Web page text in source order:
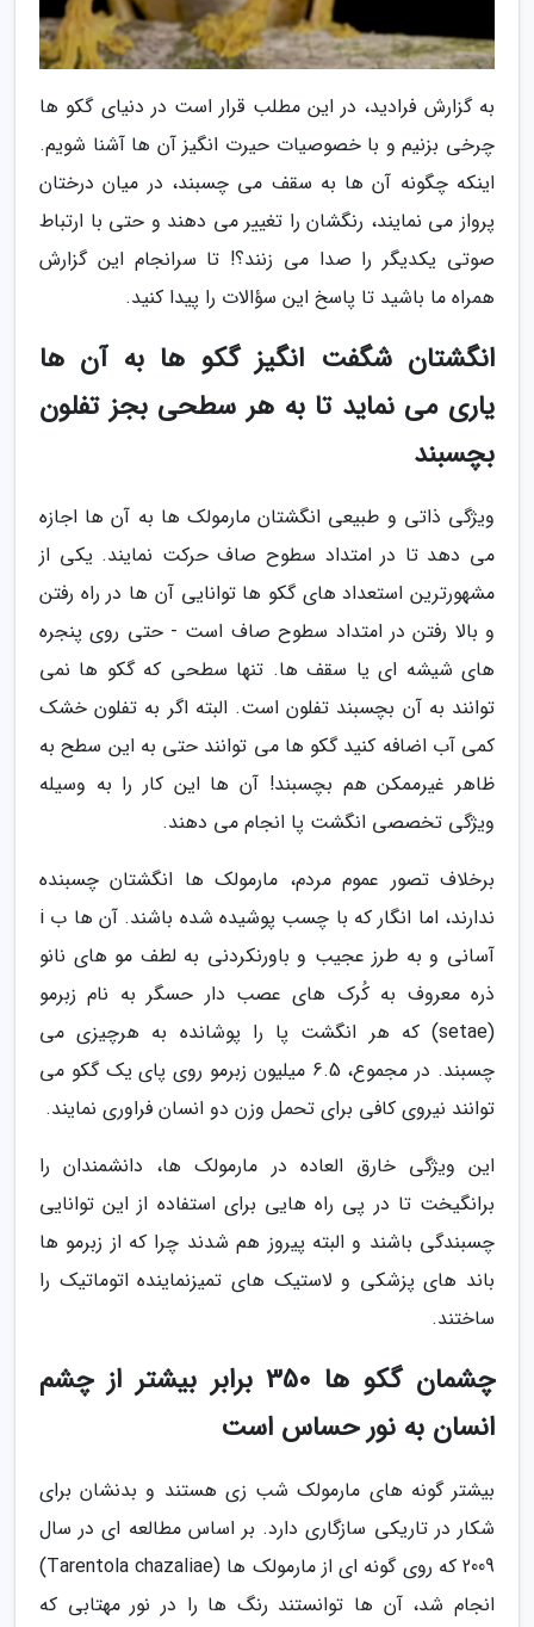
به گزارش فرادید، در این مطلب قرار است در دنیای گکو ها
چرخی بزنیم و با خصوصیات حیرت انگیز آن ها آشنا شویم.
اینکه چگونه آن ها به سقف می چسبند، در میان درختان
پرواز می نمایند، رنگشان را تغییر می دهند و حتی با ارتباط
صوتی یکدیگر را صدا می زنند؟! تا سرانجام این گزارش
همراه ما باشید تا پاسخ این سؤالات را پیدا کنید.
انگشتان شگفت انگیز گکو ها به آن ها
یاری می نماید تا به هر سطحی بجز تفلون
بچسبند
ویژگی ذاتی و طبیعی انگشتان مارمولک ها به آن ها اجازه
می دهد تا در امتداد سطوح صاف حرکت نمایند. یکی از
مشهورترین استعداد های گکو ها توانایی آن ها در راه رفتن
و بالا رفتن در امتداد سطوح صاف است - حتی روی پنجره
های شیشه ای یا سقف ها. تنها سطحی که گکو ها نمی
توانند به آن بچسبند تفلون است. البته اگر به تفلون خشک
کمی آب اضافه کنید گکو ها می توانند حتی به این سطح به
ظاهر غیرممکن هم بچسبند! آن ها این کار را به وسیله
ویژگی تخصصی انگشت پا انجام می دهند.
برخلاف تصور عموم مردم، مارمولک ها انگشتان چسبنده
ندارند، اما انگار که با چسب پوشیده شده باشند. آن ها ب i
آسانی و به طرز عجیب و باورنکردنی به لطف مو های نانو
ذره معروف به کُرک های عصب دار حسگر به نام زبرمو
(setae) که هر انگشت پا را پوشانده به هرچیزی می
چسبند. در مجموع، 6.5 میلیون زبرمو روی پای یک گکو می
توانند نیروی کافی برای تحمل وزن دو انسان فراوری نمایند.
این ویژگی خارق العاده در مارمولک ها، دانشمندان را
برانگیخت تا در پی راه هایی برای استفاده از این توانایی
چسبندگی باشند و البته پیروز هم شدند چرا که از زبرمو ها
باند های پزشکی و لاستیک های تمیزنماینده اتوماتیک را
ساختند.
چشمان گکو ها 350 برابر بیشتر از چشم
انسان به نور حساس است
بیشتر گونه های مارمولک شب زی هستند و بدنشان برای
شکار در تاریکی سازگاری دارد. بر اساس مطالعه ای در سال
2009 که روی گونه ای از مارمولک ها (Tarentola chazaliae)
انجام شد، آن ها توانستند رنگ ها را در نور مهتابی که